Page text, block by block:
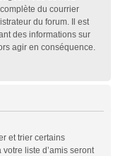
du courrier
du forum. Il est
des informations sur
agir en conséquence.
et trier certains
liste d’amis seront